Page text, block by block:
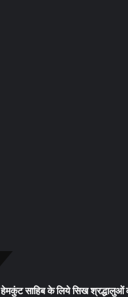
हेमकुंट साहिब के लिये सिख श्रद्धालुओं